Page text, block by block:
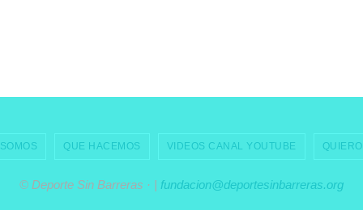
QUE HACEMOS VIDEOS CANAL YOUTUBE
© Deporte Sin Barreras · | fundacion@deportesinbarreras.org